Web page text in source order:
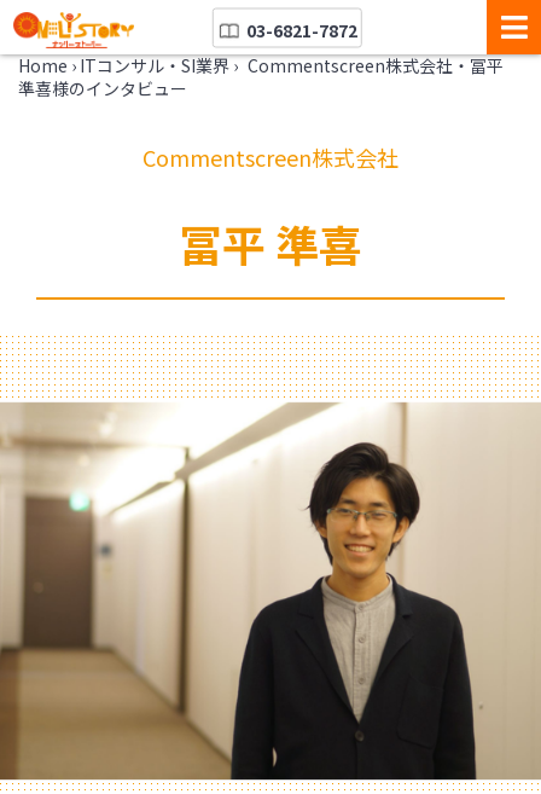
03-6821-7872
Home › ITコンサル・SI業界 › Commentscreen株式会社・冨平
準喜様のインタビュー
Commentscreen株式会社
冨平 準喜